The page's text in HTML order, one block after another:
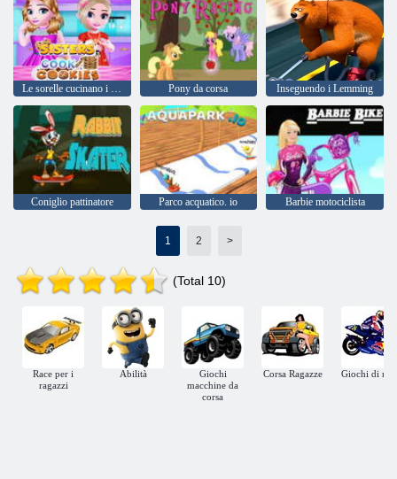
Pony da corsa Inseguendo i Lemming
Coniglio pattinatore Parco acquatico. io Barbie motociclista
1 2 >
(Total 10)
Race per i
ragazzi
Abilità
Giochi
macchine da
corsa
Corsa Ragazze Giochi di